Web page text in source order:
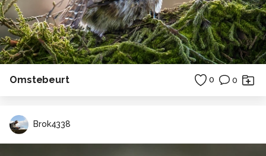
Omstebeurt 0 0
Brok4338